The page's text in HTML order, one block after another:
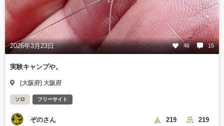
2026年3月23日 46 15
実験キャンプや。
[大阪府] 大阪府
ソロ フリーサイト
ぞのさん 219 219